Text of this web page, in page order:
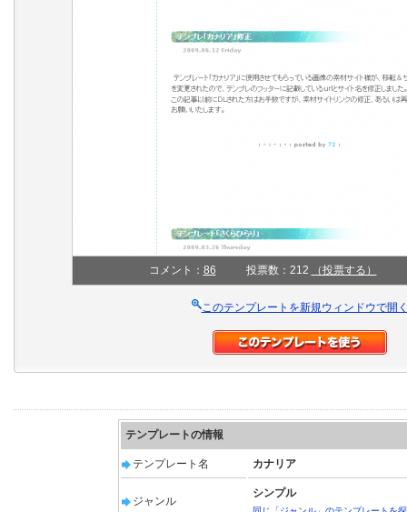
コメント： 86 投票数：212 （投票する）
このテンプレートを新規ウィンドウで開
テンプレートの情報
テンプレート名 カナリア
ジャンル
シンプル